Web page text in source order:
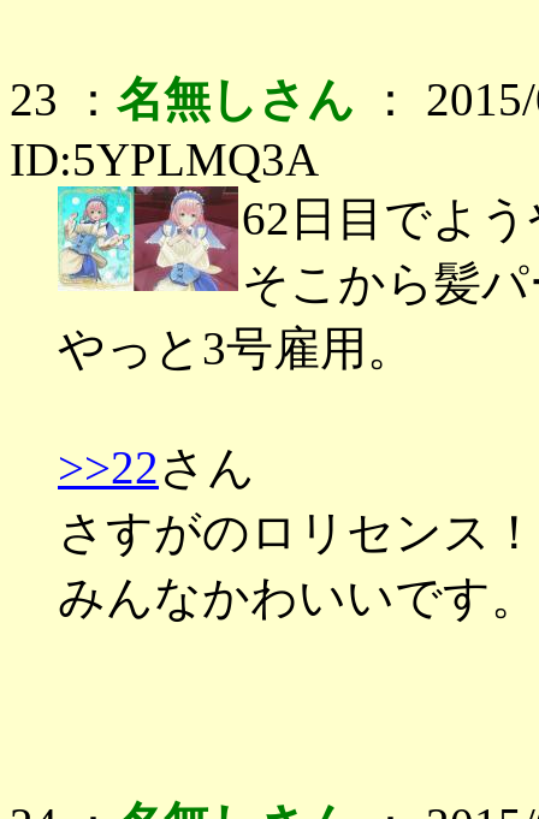
23 ： 名無しさん ：
ID:5YPLMQ3A
62日目でよ
そこから髪
やっと3号雇用。
>>22さん
さすがのロリセンス！
みんなかわいいです